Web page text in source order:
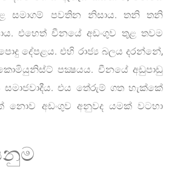
සමාගම් පවතින නිසාය. තනි තනි
එහෙත් චීනයේ අඩංගුව තුළ තවම
දේපළය. එහි රාජ්‍ය බලය දරන්නේ,
පක්‍ෂයය. චීනයේ අඩුපාඩු
සමාජවාදීය. එය තේරුම් ගත හැක්කේ
නොව අඩංගුව අනුවද යමක් වටහා